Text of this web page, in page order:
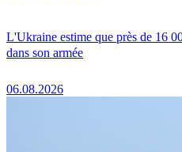
L'Ukraine estime que près de 16
dans son armée
06.08.2026